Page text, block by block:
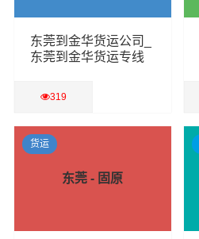
东莞到金华货运公司_
东莞到金华货运专线
319
查看详细
东莞 - 固原
货运